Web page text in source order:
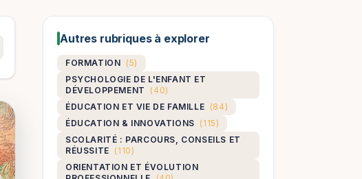
Autres rubriques à explorer
FORMATION (5)
PSYCHOLOGIE DE L'ENFANT ET
DÉVELOPPEMENT
(40)
ÉDUCATION ET VIE DE FAMILLE (84)
ÉDUCATION & INNOVATIONS (115)
SCOLARITÉ : PARCOURS, CONSEILS ET
RÉUSSITE (110)
ORIENTATION ET ÉVOLUTION